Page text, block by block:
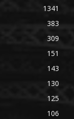
1341
383
309
151
143
130
125
106